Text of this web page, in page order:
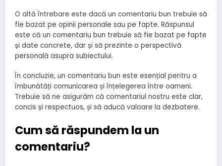
O altă întrebare este dacă un comentariu bun trebuie să
fie bazat pe opinii personale sau pe fapte. Răspunsul
este că un comentariu bun trebuie să fie bazat pe fapte
și date concrete, dar și să prezinte o perspectivă
personală asupra subiectului.
În concluzie, un comentariu bun este esențial pentru a
îmbunătăți comunicarea și înțelegerea între oameni.
Trebuie să ne asigurăm că comentariul nostru este clar,
concis și respectuos, și să aducă valoare la dezbatere.
Cum să răspundem la un
comentariu?